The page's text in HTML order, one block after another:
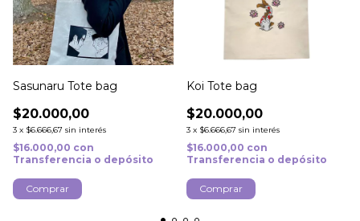
Sasunaru Tote bag
$20.000,00
3 x $6.666,67 sin interés
$16.000,00 con
Transferencia o depósito
Comprar
Koi Tote bag
$20.000,00
3 x $6.666,67 sin interés
$16.000,00 con
Transferencia o depósito